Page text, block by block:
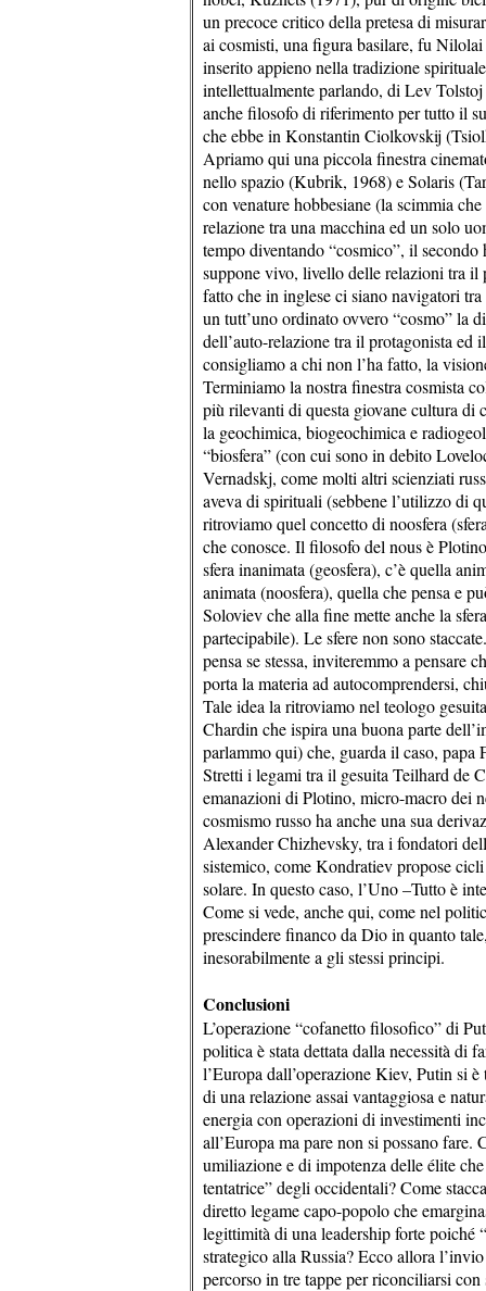
un precoce critico della pretesa di
ai cosmisti, una figura basilare, fu
inserito appieno nella tradizione
intellettualmente parlando, di Lev
anche filosofo di riferimento per tutto il
che ebbe in Konstantin Ciolkovskij
Apriamo qui una piccola finestra
nello spazio (Kubrik, 1968) e Solaris
con venature hobbesiane (la scimmia
relazione tra una macchina ed un solo
tempo diventando “cosmico”, il
suppone vivo, livello delle relazioni tra
fatto che in inglese ci siano navigatori
un tutt’uno ordinato ovvero “cosmo” la
dell’auto-relazione tra il protagonista ed
consigliamo a chi non l’ha fatto, la
Terminiamo la nostra finestra cosmista
più rilevanti di questa giovane cultura di
la geochimica, biogeochimica e
“biosfera” (con cui sono in debito
Vernadskj, come molti altri scienziati
aveva di spirituali (sebbene l’utilizzo di
ritroviamo quel concetto di noosfera
che conosce. Il filosofo del nous è
sfera inanimata (geosfera), c’è quella
animata (noosfera), quella che pensa e
Soloviev che alla fine mette anche la
partecipabile). Le sfere non sono
pensa se stessa, inviteremmo a pensare
porta la materia ad autocomprendersi,
Tale idea la ritroviamo nel teologo
Chardin che ispira una buona parte
parlammo qui) che, guarda il caso, papa
Stretti i legami tra il gesuita Teilhard de
emanazioni di Plotino, micro-macro dei
cosmismo russo ha anche una sua
Alexander Chizhevsky, tra i fondatori
sistemico, come Kondratiev propose
solare. In questo caso, l’Uno –Tutto è
Come si vede, anche qui, come nel
prescindere financo da Dio in quanto
inesorabilmente a gli stessi principi.
Conclusioni
L’operazione “cofanetto filosofico” di
politica è stata dettata dalla necessità di
l’Europa dall’operazione Kiev, Putin si
di una relazione assai vantaggiosa e
energia con operazioni di investimenti
all’Europa ma pare non si possano fare.
umiliazione e di impotenza delle élite
tentatrice” degli occidentali? Come
diretto legame capo-popolo che
legittimità di una leadership forte poiché
strategico alla Russia? Ecco allora
percorso in tre tappe per riconciliarsi con